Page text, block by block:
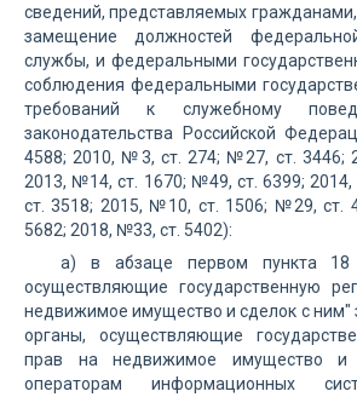
сведений, представляемых
замещение должностей
службы, и федеральными
соблюдения федеральными
требований к служебному
законодательства Российской
4588; 2010, №3, ст. 274; №27, ст. 3446;
2013, №14, ст. 1670; №49, ст. 6399;
ст. 3518; 2015, №10, ст. 1506; №29, ст.
5682; 2018, №33, ст. 5402):
а) в абзаце первом пункта 18
осуществляющие государственную
недвижимое имущество и сделок с ним"
органы, осуществляющие
прав на недвижимое имущество
операторам информационных